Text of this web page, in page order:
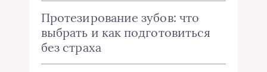
Протезирование зубов: что
выбрать и как подготовиться
без страха